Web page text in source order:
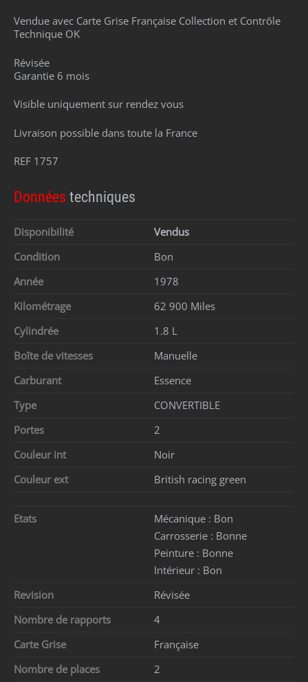
Vendue avec Carte Grise Française Collection et Contrôle
Technique OK
Révisée
Garantie 6 mois
Visible uniquement sur rendez vous
Livraison possible dans toute la France
REF 1757
Données techniques
Disponibilité
Vendus
Condition
Bon
Année
1978
Kilométrage
62 900 Miles
Cylindrée
1.8 L
Boîte de vitesses
Manuelle
Carburant
Essence
Type
CONVERTIBLE
Portes
2
Couleur int
Noir
Couleur ext
British racing green
Etats Mécanique : Bon
Carrosserie : Bonne
Peinture : Bonne
Intérieur : Bon
Revision
Révisée
Nombre de rapports
4
Carte Grise
Française
Nombre de places
2